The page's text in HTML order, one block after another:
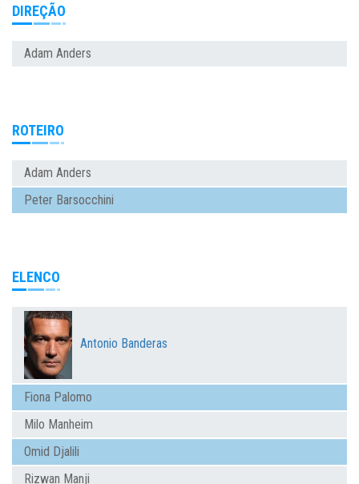
DIREÇÃO
Adam Anders
ROTEIRO
Adam Anders
Peter Barsocchini
ELENCO
Antonio Banderas
Fiona Palomo
Milo Manheim
Omid Djalili
Rizwan Manji